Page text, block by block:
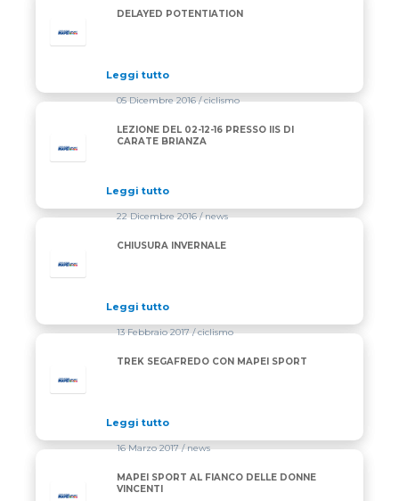
DELAYED POTENTIATION
Leggi tutto
05 Dicembre 2016/ ciclismo
LEZIONE DEL 02-12-16 PRESSO IIS DI
CARATE BRIANZA
Leggi tutto
22 Dicembre 2016/ news
CHIUSURA INVERNALE
Leggi tutto
13 Febbraio 2017/ ciclismo
TREK SEGAFREDO CON MAPEI SPORT
Leggi tutto
16 Marzo 2017/ news
MAPEI SPORT AL FIANCO DELLE DONNE
VINCENTI